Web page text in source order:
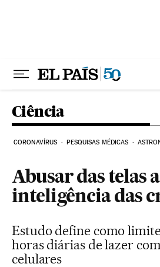
Ciência
CORONAVÍRUS PESQUISAS MÉDICAS
Abusar das telas
inteligência das
Estudo define como
horas diárias de lazer
celulares